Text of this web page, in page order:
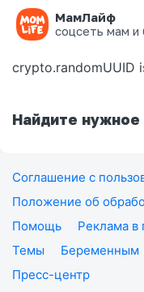
МамЛайф
соцсеть мам и
Ошибка на
crypto.randomUUID
Найдите нужное
Соглашение с
Положение об
Помощь
Реклама в
Темы
Беременным
Пресс-центр